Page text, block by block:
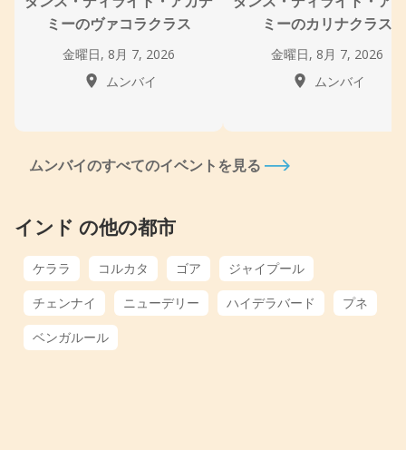
ミーのヴァコラクラス
金曜日, 8月 7, 2026
ムンバイ
ミーのカリナクラス
金曜日, 8月 7, 2026
ムンバイ
ムンバイのすべてのイベントを見る
インド の他の都市
ケララ コルカタ ゴア
ジャイプール
チェンナイ
ニューデリー ハイデラバード
プネ
ベンガルール